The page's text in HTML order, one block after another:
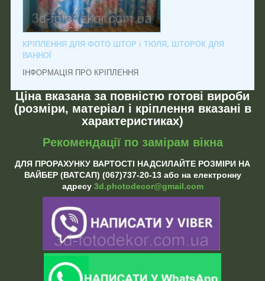
КРІПЛЕННЯ ДЛЯ ФОТО ШТОР і ТЮЛЯ, ШТОРОК ДЛЯ
ВАННОЇ
ІНФОРМАЦІЯ ПРО КРІПЛЕННЯ
Ціна вказана за повністю готові вироби
(розміри, матеріал і кріплення вказані в
характеристиках)
Рекомендації по замірам вікна
ДЛЯ ПРОРАХУНКУ ВАРТОСТІ НАДСИЛАЙТЕ РОЗМІРИ НА
ВАЙБЕР (ВАТСАП) (067)737-20-13 або на електронну
адресу 3d.photodecor@gmail.com